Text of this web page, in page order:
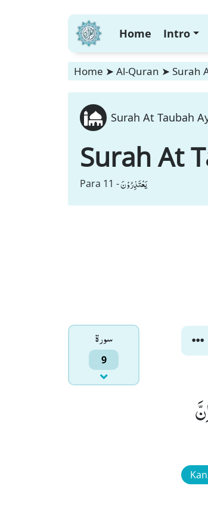
Home Intro
Home ➤ Al-Quran ➤ Surah
Surah At Taubah
Surah At
Para 11 -یَعْتَذِرُوْنَ
سورۃ
9